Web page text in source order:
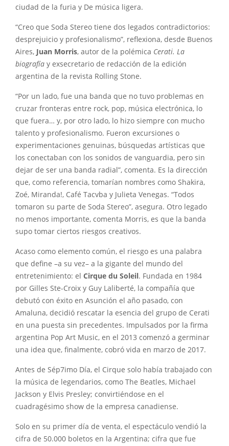
ciudad de la furia y De música ligera.
“Creo que Soda Stereo tiene dos legados contradictorios:
desprejuicio y profesionalismo”, reflexiona, desde Buenos
Aires, Juan Morris, autor de la polémica Cerati. La
biografía y exsecretario de redacción de la edición
argentina de la revista Rolling Stone.
“Por un lado, fue una banda que no tuvo problemas en
cruzar fronteras entre rock, pop, música electrónica, lo
que fuera… y, por otro lado, lo hizo siempre con mucho
talento y profesionalismo. Fueron excursiones o
experimentaciones genuinas, búsquedas artísticas que
los conectaban con los sonidos de vanguardia, pero sin
dejar de ser una banda radial”, comenta. Es la dirección
que, como referencia, tomarían nombres como Shakira,
Zoé, Miranda!, Café Tacvba y Julieta Venegas. “Todos
tomaron su parte de Soda Stereo”, asegura. Otro legado
no menos importante, comenta Morris, es que la banda
supo tomar ciertos riesgos creativos.
Acaso como elemento común, el riesgo es una palabra
que define –a su vez– a la gigante del mundo del
entretenimiento: el Cirque du Soleil. Fundada en 1984
por Gilles Ste-Croix y Guy Laliberté, la compañía que
debutó con éxito en Asunción el año pasado, con
Amaluna, decidió rescatar la esencia del grupo de Cerati
en una puesta sin precedentes. Impulsados por la firma
argentina Pop Art Music, en el 2013 comenzó a germinar
una idea que, finalmente, cobró vida en marzo de 2017.
Antes de Sép7imo Día, el Cirque solo había trabajado con
la música de legendarios, como The Beatles, Michael
Jackson y Elvis Presley; convirtiéndose en el
cuadragésimo show de la empresa canadiense.
Solo en su primer día de venta, el espectáculo vendió la
cifra de 50.000 boletos en la Argentina; cifra que fue